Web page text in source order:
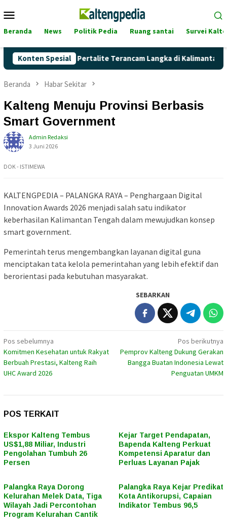
ke
Mobile
Beranda News Politik Pedia Ruang santai Survei
Konten Spesial
Naik, Akankah Pertalite Terancam Langka di Kalimantan
Beranda Habar Sekitar
Kalteng Menuju Provinsi Berbasis
Smart Government
Admin Redaksi
3 Juni 2026
DOK - ISTIMEWA
KALTENGPEDIA – PALANGKA RAYA – Penghargaan Digital
Innovation Awards 2026 menjadi salah satu indikator
keberhasilan Kalimantan Tengah dalam mewujudkan konsep
smart government.
Pemerintah terus mengembangkan layanan digital guna
menciptakan tata kelola pemerintahan yang lebih efektif dan
berorientasi pada kebutuhan masyarakat.
SEBARKAN
Navigasi
pos
Pos sebelumnya
Komitmen Kesehatan untuk Rakyat
Berbuah Prestasi, Kalteng Raih
UHC Award 2026
Pos berikutnya
Pemprov Kalteng Dukung Gerakan
Bangga Buatan Indonesia Lewat
Penguatan UMKM
POS TERKAIT
Ekspor Kalteng Tembus
US$1,88 Miliar, Industri
Pengolahan Tumbuh 26
Persen
Kejar Target Pendapatan,
Bapenda Kalteng Perkuat
Kompetensi Aparatur dan
Perluas Layanan Pajak
Palangka Raya Dorong
Kelurahan Melek Data, Tiga
Wilayah Jadi Percontohan
Program Kelurahan Cantik
Palangka Raya Kejar Predikat
Kota Antikorupsi, Capaian
Indikator Tembus 96,5